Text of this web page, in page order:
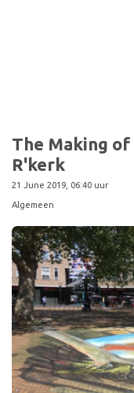
The Making
R'kerk
21 June 2019, 06:40 uur
Algemeen